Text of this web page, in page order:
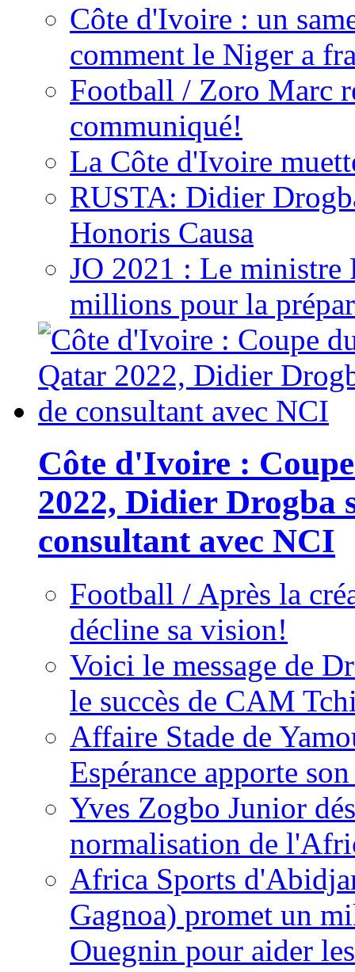
Côte d'Ivoire : un
comment le Niger a
Football / Zoro Marc
communiqué!
La Côte d'Ivoire
RUSTA: Didier
Honoris Causa
JO 2021 : Le ministre
millions pour la
Côte d'Ivoire :
2022, Didier Drogba
consultant avec NCI
Football / Après la
décline sa vision!
Voici le message de
le succès de CAM
Affaire Stade de
Espérance apporte
Yves Zogbo Junior
normalisation de
Africa Sports
Gagnoa) promet un
Ouegnin pour aider